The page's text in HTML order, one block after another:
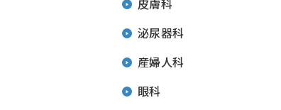
皮膚科
泌尿器科
産婦人科
眼科